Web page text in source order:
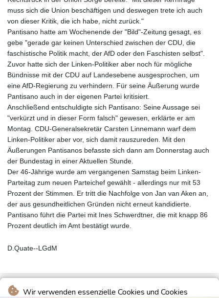
Wir verwenden essenzielle Cookies und Cookies
muss sich die Union beschäftigen und deswegen trete ich auch
von dieser Kritik, die ich habe, nicht zurück."
Pantisano hatte am Wochenende der "Bild"-Zeitung gesagt, es
gebe "gerade gar keinen Unterschied zwischen der CDU, die
faschistische Politik macht, der AfD oder den Faschisten selbst".
Zuvor hatte sich der Linken-Politiker aber noch für mögliche
Bündnisse mit der CDU auf Landesebene ausgesprochen, um
eine AfD-Regierung zu verhindern. Für seine Äußerung wurde
Pantisano auch in der eigenen Partei kritisiert.
Anschließend entschuldigte sich Pantisano: Seine Aussage sei
"verkürzt und in dieser Form falsch" gewesen, erklärte er am
Montag. CDU-Generalsekretär Carsten Linnemann warf dem
Linken-Politiker aber vor, sich damit rauszureden. Mit den
Äußerungen Pantisanos befasste sich dann am Donnerstag auch
der Bundestag in einer Aktuellen Stunde.
Der 46-Jährige wurde am vergangenen Samstag beim Linken-
Parteitag zum neuen Parteichef gewählt - allerdings nur mit 53
Prozent der Stimmen. Er tritt die Nachfolge von Jan van Aken an,
der aus gesundheitlichen Gründen nicht erneut kandidierte.
Pantisano führt die Partei mit Ines Schwerdtner, die mit knapp 86
Prozent deutlich im Amt bestätigt wurde.
D.Quate--LGdM